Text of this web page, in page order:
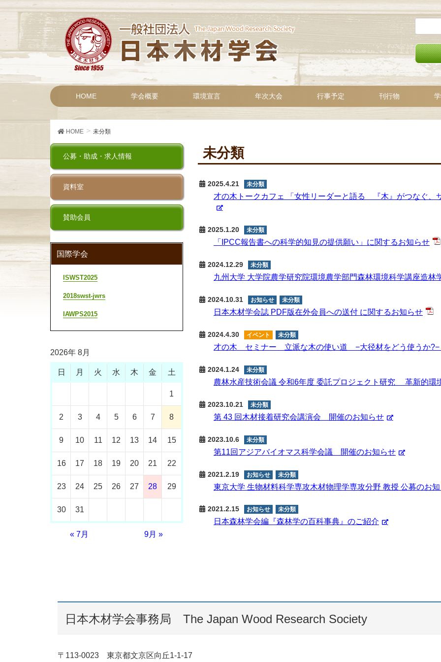
HOME 学会概要 環境宣言 年次大会 行事予定 刊行物
HOME 未分類
未分類
2025.4.21 未分類
才の木トークカフェ 「女性リーダーと語る 『木』がつなぐ
2025.1.20 未分類
「IPCC報告書への科学的知見の提供願い」に関するお知らせ
2024.12.29 未分類
九州大学 大学院農学研究院環境農学部門森林環境科学講座造
2024.10.31 お知らせ 未分類
日本木材学会誌 PDF版在外会員への送付 に関するお知らせ
2024.4.30 イベント 未分類
才の木 セミナー ⽴派な⽊の使い道 −⼤径材をどう使うか?−
2024.1.24 未分類
農林水産技術会議 令和6年度 委託プロジェクト研究 革新的
2023.10.21 未分類
第 43 回⽊材接着研究会講演会 開催のお知らせ
2023.10.6 未分類
第11回アジアバイオマス科学会議 開催のお知らせ
2021.2.19 お知らせ 未分類
東京大学 ⽣物材料科学専攻⽊材物理学専攻分野 教授 公募のお
2021.2.15 お知らせ 未分類
日本森林学会編『森林学の百科事典』のご紹介
公募・助成・求人情報
資料室
賛助会員
国際学会
ISWST2025
2018swst-jwrs
IAWPS2015
2026年 8月
日 月 火 水 木 金 土
1
2 3 4 5 6 7 8
9 10 11 12 13 14 15
16 17 18 19 20 21 22
23 24 25 26 27 28 29
30 31
« 7月 9月 »
日本木材学会事務局 The Japan Wood Research Society
〒113-0023 東京都文京区向丘1-1-17